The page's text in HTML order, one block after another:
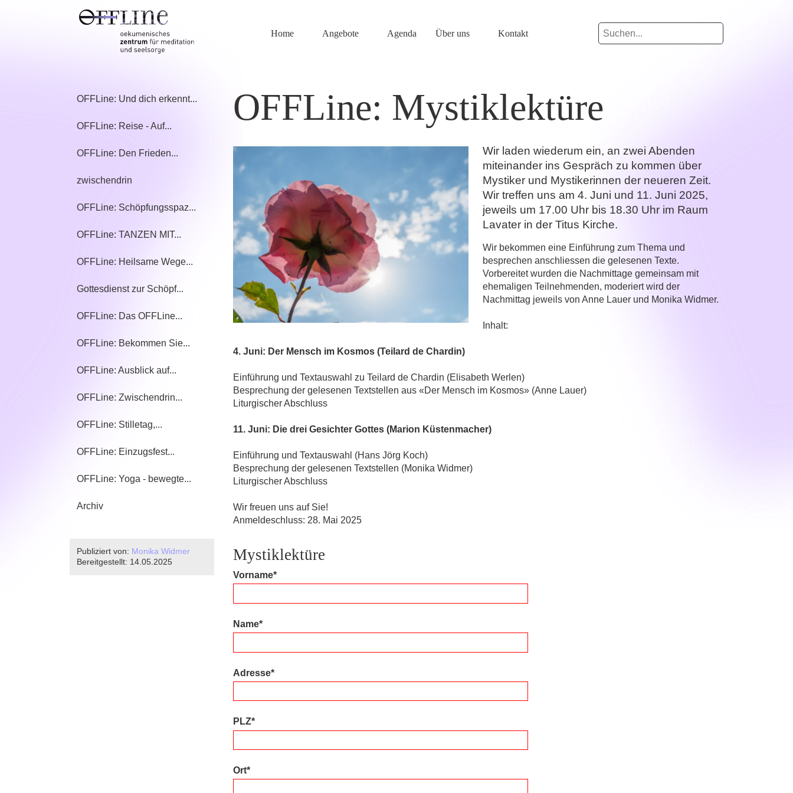
Home Angebote Agenda Über uns Kontakt
OFFLine: Und dich erkennt...
OFFLine: Reise - Auf...
OFFLine: Den Frieden...
zwischendrin
OFFLine: Schöpfungsspaz...
OFFLine: TANZEN MIT...
OFFLine: Heilsame Wege...
Gottesdienst zur Schöpf...
OFFLine: Das OFFLine...
OFFLine: Bekommen Sie...
OFFLine: Ausblick auf...
OFFLine: Zwischendrin...
OFFLine: Stilletag,...
OFFLine: Einzugsfest...
OFFLine: Yoga - bewegte...
Archiv
Publiziert von: Monika Widmer
Bereitgestellt: 14.05.2025
OFFLine: Mystiklektüre
Wir laden wiederum ein, an zwei Abenden
miteinander ins Gespräch zu kommen über
Mystiker und Mystikerinnen der neueren Zeit.
Wir treffen uns am 4. Juni und 11. Juni 2025,
jeweils um 17.00 Uhr bis 18.30 Uhr im Raum
Lavater in der Titus Kirche.
Wir bekommen eine Einführung zum Thema und
besprechen anschliessen die gelesenen Texte.
Vorbereitet wurden die Nachmittage gemeinsam mit
ehemaligen Teilnehmenden, moderiert wird der
Nachmittag jeweils von Anne Lauer und Monika Widmer.
Inhalt:
4. Juni: Der Mensch im Kosmos (Teilard de Chardin)
Einführung und Textauswahl zu Teilard de Chardin (Elisabeth Werlen)
Besprechung der gelesenen Textstellen aus «Der Mensch im Kosmos» (Anne Lauer)
Liturgischer Abschluss
11. Juni: Die drei Gesichter Gottes (Marion Küstenmacher)
Einführung und Textauswahl (Hans Jörg Koch)
Besprechung der gelesenen Textstellen (Monika Widmer)
Liturgischer Abschluss
Wir freuen uns auf Sie!
Anmeldeschluss: 28. Mai 2025
Mystiklektüre
Vorname*
Name*
Adresse*
PLZ*
Ort*